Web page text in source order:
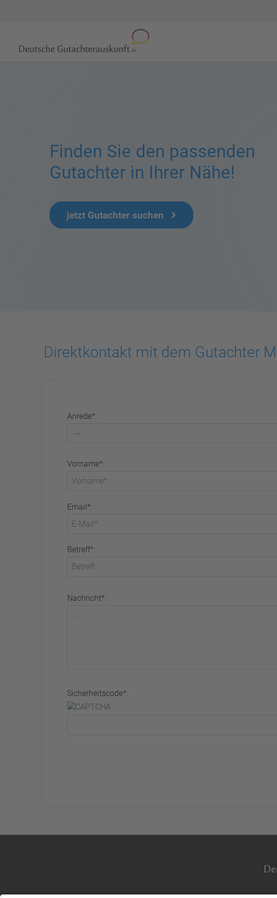
Finden Sie den passenden
Gutachter in Ihrer Nähe!
jetzt Gutachter suchen
Direktkontakt mit dem Gutachter
Anrede*:
Vorname*:
Email*:
Betreff*:
Nachricht*:
Sicherheitscode*: